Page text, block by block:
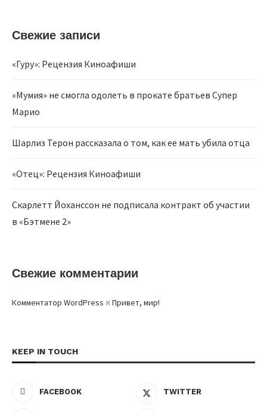
Свежие записи
«Гуру»: Рецензия Киноафиши
«Мумия» не смогла одолеть в прокате братьев Супер
Марио
Шарлиз Терон рассказала о том, как ее мать убила отца
«Отец»: Рецензия Киноафиши
Скарлетт Йоханссон не подписала контракт об участии
в «Бэтмене 2»
Свежие комментарии
Комментатор WordPress кПривет, мир!
KEEP IN TOUCH
FACEBOOK TWITTER